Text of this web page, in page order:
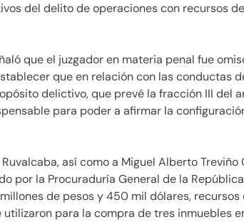
del delito de operaciones con recursos
que el juzgador en materia penal fue
que en relación con las conductas
delictivo, que prevé la fracción III del
para poder a afirmar la
así como a Miguel Alberto
por la Procuraduría General de la
de pesos y 450 mil dólares, recursos
para la compra de tres inmuebles